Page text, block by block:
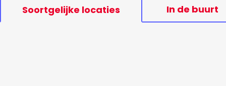
Soortgelijke locaties In de buurt